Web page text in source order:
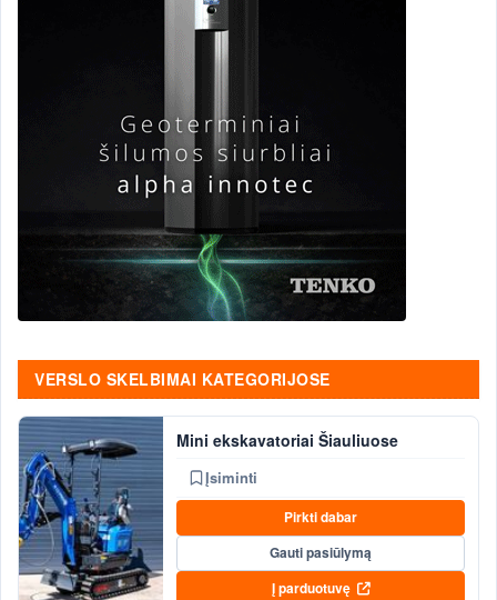
VERSLO SKELBIMAI KATEGORIJOSE
Mini ekskavatoriai Šiauliuose
Įsiminti
Pirkti dabar
Gauti pasiūlymą
Į parduotuvę